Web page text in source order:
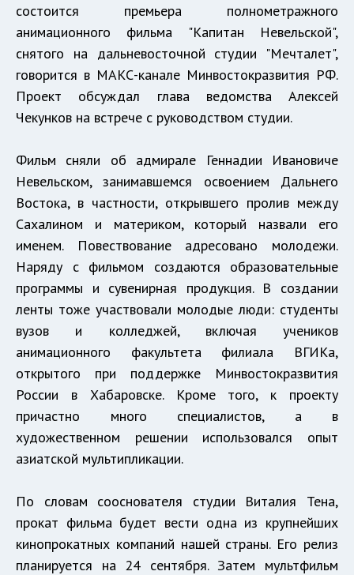
состоится премьера полнометражного
анимационного фильма "Капитан Невельской",
снятого на дальневосточной студии "Мечталет",
говорится в МАКС-канале Минвостокразвития РФ.
Проект обсуждал глава ведомства Алексей
Чекунков на встрече с руководством студии.
Фильм сняли об адмирале Геннадии Ивановиче
Невельском, занимавшемся освоением Дальнего
Востока, в частности, открывшего пролив между
Сахалином и материком, который назвали его
именем. Повествование адресовано молодежи.
Наряду с фильмом создаются образовательные
программы и сувенирная продукция. В создании
ленты тоже участвовали молодые люди: студенты
вузов и колледжей, включая учеников
анимационного факультета филиала ВГИКа,
открытого при поддержке Минвостокразвития
России в Хабаровске. Кроме того, к проекту
причастно много специалистов, а в
художественном решении использовался опыт
азиатской мультипликации.
По словам сооснователя студии Виталия Тена,
прокат фильма будет вести одна из крупнейших
кинопрокатных компаний нашей страны. Его релиз
планируется на 24 сентября. Затем мультфильм